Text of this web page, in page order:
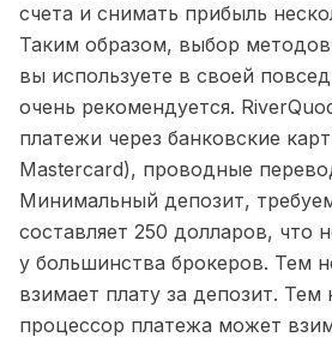
счета и снимать прибыль
Таким образом, выбор
вы используете в своей
очень рекомендуется.
платежи через банковские
Mastercard), проводные
Минимальный депозит,
составляет 250 долларов, что
у большинства брокеров. Тем
взимает плату за депозит. Тем
процессор платежа может